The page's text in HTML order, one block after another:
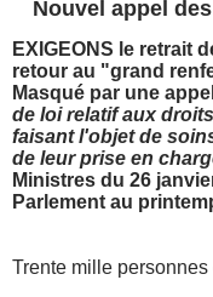
Nouvel appel
EXIGEONS le retrait
retour au "grand
Masqué par une
de loi relatif aux
faisant l'objet de
de leur prise en
Ministres du 26
Parlement au
Trente mille